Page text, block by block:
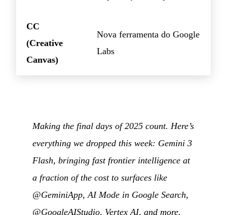
CC
(Creative
Canvas)
Nova ferramenta do Google
Labs
Making the final days of 2025 count. Here’s
everything we dropped this week: Gemini 3
Flash, bringing fast frontier intelligence at
a fraction of the cost to surfaces like
@GeminiApp, AI Mode in Google Search,
@GoogleAIStudio, Vertex AI, and more.